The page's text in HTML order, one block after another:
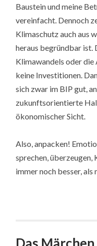
Baustein und meine
vereinfacht. Dennoch
Klimaschutz auch aus
heraus begründbar ist.
Klimawandels oder die
keine Investitionen.
sich zwar im BIP gut,
zukunftsorientierte
ökonomischer Sicht.
Also, anpacken!
sprechen, überzeugen,
immer noch besser, als